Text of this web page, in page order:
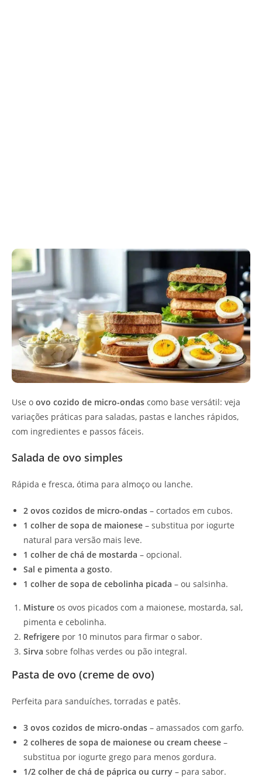
Use o ovo cozido de micro-ondas como base versátil: veja
variações práticas para saladas, pastas e lanches rápidos,
com ingredientes e passos fáceis.
Salada de ovo simples
Rápida e fresca, ótima para almoço ou lanche.
2 ovos cozidos de micro-ondas – cortados em cubos.
1 colher de sopa de maionese – substitua por iogurte
natural para versão mais leve.
1 colher de chá de mostarda – opcional.
Sal e pimenta a gosto.
1 colher de sopa de cebolinha picada – ou salsinha.
Misture os ovos picados com a maionese, mostarda, sal,
pimenta e cebolinha.
Refrigere por 10 minutos para firmar o sabor.
Sirva sobre folhas verdes ou pão integral.
Pasta de ovo (creme de ovo)
Perfeita para sanduíches, torradas e patês.
3 ovos cozidos de micro-ondas – amassados com garfo.
2 colheres de sopa de maionese ou cream cheese –
substitua por iogurte grego para menos gordura.
1/2 colher de chá de páprica ou curry – para sabor.